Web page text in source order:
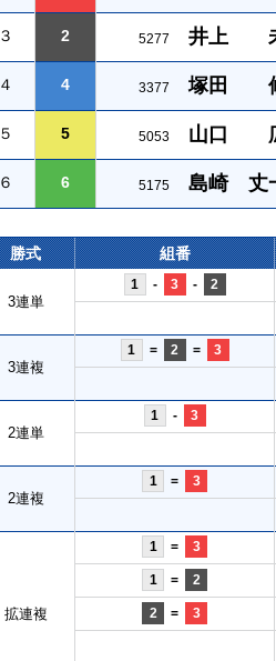
３ 2 5277 井上
４ 4 3377 塚田
５ 5 5053 山口
６ 6 5175 島崎 丈
勝式 組番
3連単
1 - 3 - 2
3連複
1 = 2 = 3
2連単
1 - 3
2連複
1 = 3
拡連複
1 = 3
1 = 2
2 = 3